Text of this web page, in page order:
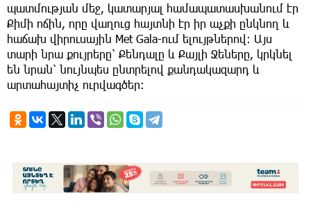
պատմության մեջ, կատարյալ համապատասխանում էր
Քիմի ոճին, որը վաղուց հայտնի էր իր աչքի ընկնող և
հաճախ վիրուսային Met Gala-ում ելույթներով։ Այս
տարի նրա քույրերը՝ Քենդալը և Քայլի Ջեները, կրկնել
են նրան՝ նույնպես ընտրելով քանդակազարդ և
արտահայտիչ ուրվագծեր։